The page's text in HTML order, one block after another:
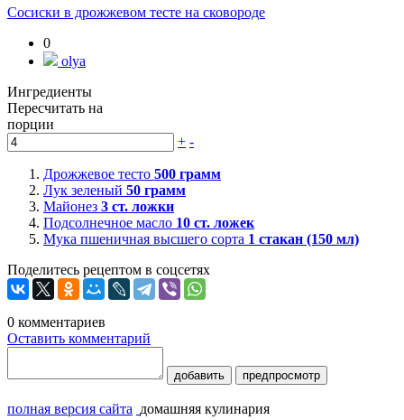
Сосиски в дрожжевом тесте на сковороде
0
olya
Ингредиенты
Пересчитать на
порции
+ -
Дрожжевое тесто 500 грамм
Лук зеленый 50 грамм
Майонез 3 ст. ложки
Подсолнечное масло 10 ст. ложек
Мука пшеничная высшего сорта 1 стакан (150 мл)
Поделитесь рецептом в соцсетях
0 комментариев
Оставить комментарий
добавить предпросмотр
полная версия сайта домашняя кулинария